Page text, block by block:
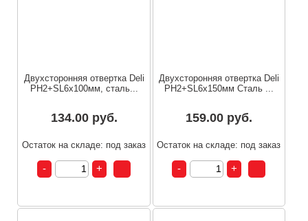
Двухсторонняя отвертка Deli
PH2+SL6x100мм, сталь...
134.00 руб.
Остаток на складе: под заказ
Двухсторонняя отвертка Deli
PH2+SL6x150мм Сталь ...
159.00 руб.
Остаток на складе: под заказ